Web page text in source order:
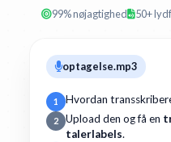
99% nøjagtighed 50+
optagelse.mp3
1 Hvordan
2 Upload den og få en
talerlabels.